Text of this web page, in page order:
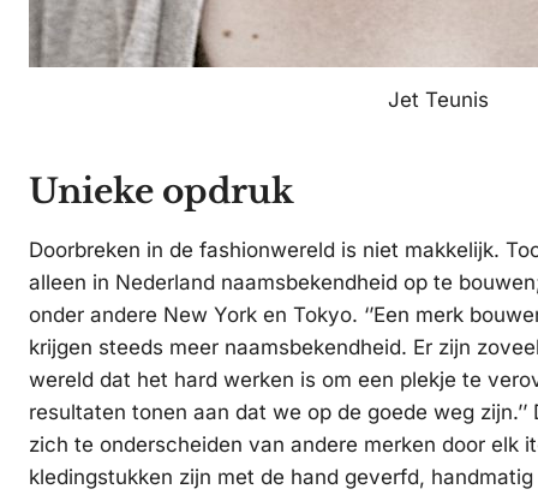
Jet Teunis
Unieke opdruk
Doorbreken in de fashionwereld is niet makkelijk.
alleen in Nederland naamsbekendheid op te
onder andere New York en Tokyo. ‘’Een merk
krijgen steeds meer naamsbekendheid. Er zijn
wereld dat het hard werken is om een plekje te
resultaten tonen aan dat we op de goede weg
zich te onderscheiden van andere merken door elk
kledingstukken zijn met de hand geverfd,